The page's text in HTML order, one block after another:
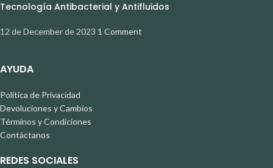
Tecnología Antibacterial y Antifluidos
12 de December de 2023 1 Comment
AYUDA
Política de Privacidad
Devoluciones y Cambios
Términos y Condiciones
Contáctanos
REDES SOCIALES